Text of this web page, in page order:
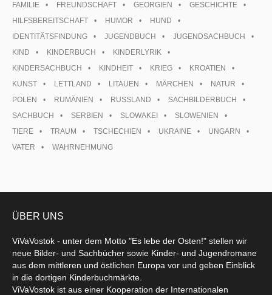
FAMILIE
FREUNDSCHAFT GEORGIEN
GESCHICHTE
HILFSBEREITSCHAFT
HUMOR
HUND
IDENTITÄTSFINDUNG
JUGENDBUCH
JUGENDSACHBUCH
KIND
KINDERBUCH
KINDERLYRIK
KINDERSACHBUCH
KINDHEIT KRIEG
KROATIEN
KUNST
LETTLAND LITAUEN MÄRCHEN
NATUR
POLEN
RUMÄNIEN RUSSLAND
SACHBILDERBUCH
SACHBUCH
SERBIEN SLOWAKEI
SLOWENIEN
TIERE
TRAUM TSCHECHIEN UKRAINE
UNGARN
VATER
WAHRNEHMUNG
ÜBER UNS
ViVaVostok - unter dem Motto "Es lebe der Osten!" stellen wir
neue Bilder- und Sachbücher sowie Kinder- und Jugendromane
aus dem mittleren und östlichen Europa vor und geben Einblick
in die dortigen Kinderbuchmärkte.
ViVaVostok ist aus einer Kooperation der Internationalen